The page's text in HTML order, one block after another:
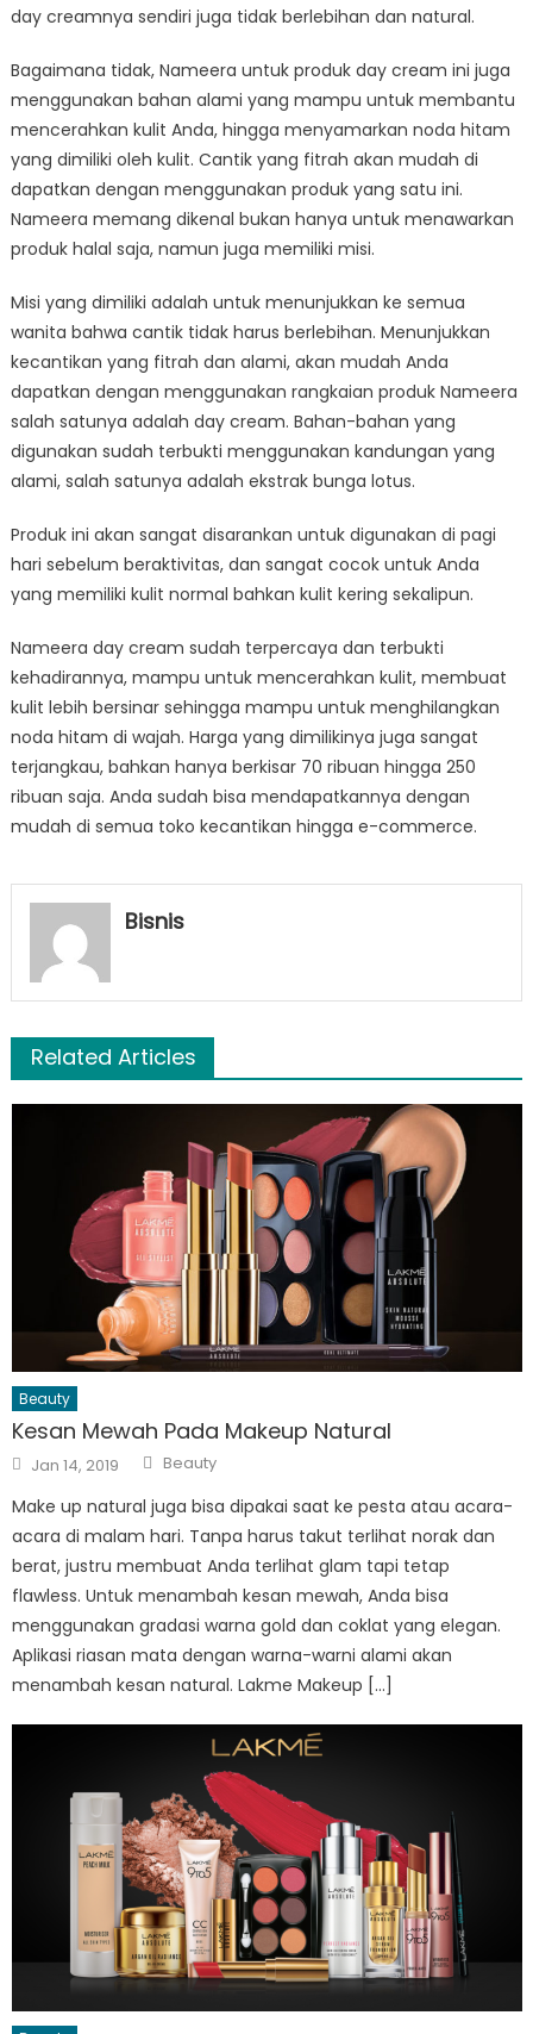
day creamnya sendiri juga tidak berlebihan dan natural.
Bagaimana tidak, Nameera untuk produk day cream ini juga
menggunakan bahan alami yang mampu untuk membantu
mencerahkan kulit Anda, hingga menyamarkan noda hitam
yang dimiliki oleh kulit. Cantik yang fitrah akan mudah di
dapatkan dengan menggunakan produk yang satu ini.
Nameera memang dikenal bukan hanya untuk menawarkan
produk halal saja, namun juga memiliki misi.
Misi yang dimiliki adalah untuk menunjukkan ke semua
wanita bahwa cantik tidak harus berlebihan. Menunjukkan
kecantikan yang fitrah dan alami, akan mudah Anda
dapatkan dengan menggunakan rangkaian produk Nameera
salah satunya adalah day cream. Bahan-bahan yang
digunakan sudah terbukti menggunakan kandungan yang
alami, salah satunya adalah ekstrak bunga lotus.
Produk ini akan sangat disarankan untuk digunakan di pagi
hari sebelum beraktivitas, dan sangat cocok untuk Anda
yang memiliki kulit normal bahkan kulit kering sekalipun.
Nameera day cream sudah terpercaya dan terbukti
kehadirannya, mampu untuk mencerahkan kulit, membuat
kulit lebih bersinar sehingga mampu untuk menghilangkan
noda hitam di wajah. Harga yang dimilikinya juga sangat
terjangkau, bahkan hanya berkisar 70 ribuan hingga 250
ribuan saja. Anda sudah bisa mendapatkannya dengan
mudah di semua toko kecantikan hingga e-commerce.
Bisnis
Related Articles
Beauty
Kesan Mewah Pada Makeup Natural
Posted
on
Jan 14, 2019 Author
Beauty
Make up natural juga bisa dipakai saat ke pesta atau acara-
acara di malam hari. Tanpa harus takut terlihat norak dan
berat, justru membuat Anda terlihat glam tapi tetap
flawless. Untuk menambah kesan mewah, Anda bisa
menggunakan gradasi warna gold dan coklat yang elegan.
Aplikasi riasan mata dengan warna-warni alami akan
menambah kesan natural. Lakme Makeup […]